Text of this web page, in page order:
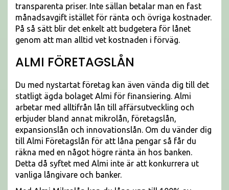
transparenta priser. Inte sällan betalar man en fast
månadsavgift istället för ränta och övriga kostnader.
På så sätt blir det enkelt att budgetera för lånet
genom att man alltid vet kostnaden i förväg.
ALMI FÖRETAGSLÅN
Du med nystartat företag kan även vända dig till det
statligt ägda bolaget Almi för finansiering. Almi
arbetar med alltifrån lån till affärsutveckling och
erbjuder bland annat mikrolån, företagslån,
expansionslån och innovationslån. Om du vänder dig
till Almi Företagslån för att låna pengar så får du
räkna med en något högre ränta än hos banken.
Detta då syftet med Almi inte är att konkurrera ut
vanliga långivare och banker.